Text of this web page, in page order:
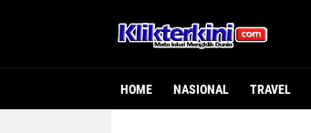
HOME NASIONAL TRAVEL